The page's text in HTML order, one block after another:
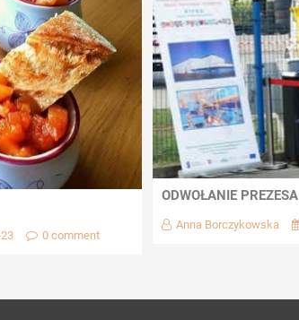
0 comment
ODWOŁANIE PREZESA
Anna Borczykowska